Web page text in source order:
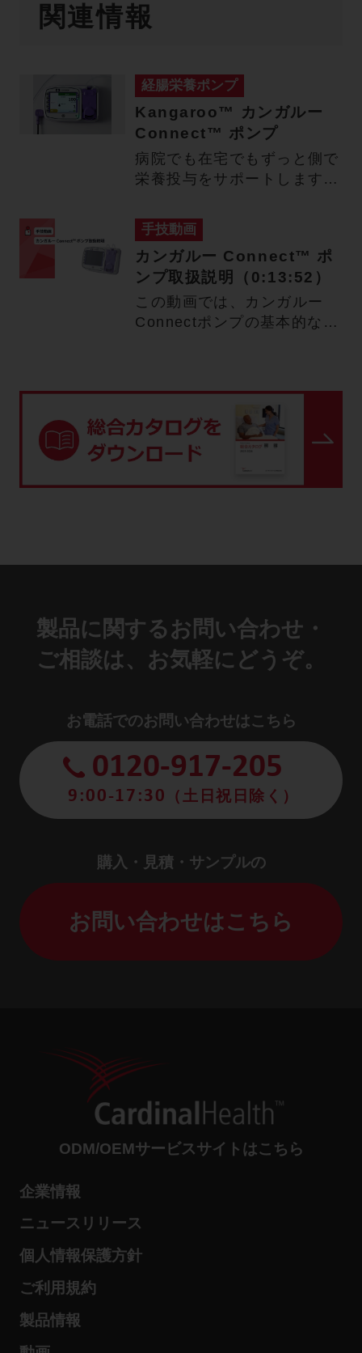
関連情報
経腸栄養ポンプ
Kangaroo™ カンガルー
Connect™ ポンプ
病院でも在宅でもずっと側で
栄養投与をサポートします
使…
手技動画
カンガルー Connect™ ポ
ンプ取扱説明（0:13:52）
この動画では、カンガルー
Connectポンプの基本的な設
製品に関するお問い合わせ・
ご相談は、お気軽にどうぞ。
お電話でのお問い合わせはこちら
0120-917-205
9:00-17:30 （土日祝日除く）
購入・見積・サンプルの
お問い合わせはこちら
ODM/OEMサービスサイトはこちら
企業情報
ニュースリリース
個人情報保護方針
ご利用規約
製品情報